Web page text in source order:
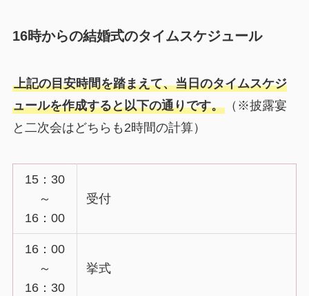
16時からの結婚式のタイムスケジュール
上記の目安時間を踏まえて、当日のタイムスケジ
ュールを作成すると以下の通りです。（※披露宴
と二次会はどちらも2時間の計算）
15：30
～
16：00
受付
16：00
～
16：30
挙式